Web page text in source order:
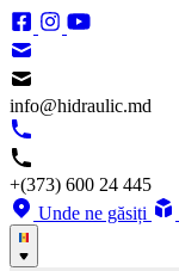
info@hidraulic.md
+(373) 600 24 445
Unde ne găsiți